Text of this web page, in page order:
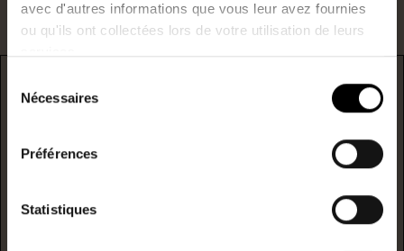
avec d'autres informations que vous leur avez fournies
ou qu'ils ont collectées lors de votre utilisation de leurs
Nécessaires
Préférences
Statistiques
DPE